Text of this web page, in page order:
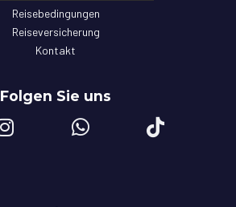
Reisebedingungen
Reiseversicherung
Kontakt
Folgen Sie uns